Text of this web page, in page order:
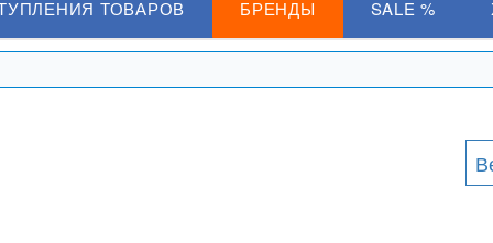
ТОВАРОВ БРЕНДЫ SALE %